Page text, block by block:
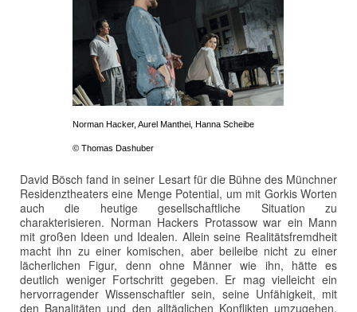
Norman Hacker, Aurel Manthei, Hanna Scheibe
© Thomas Dashuber
David Bösch fand in seiner Lesart für die Bühne des Münchner
Residenztheaters eine Menge Potential, um mit Gorkis Worten
auch die heutige gesellschaftliche Situation zu
charakterisieren. Norman Hackers Protassow war ein Mann
mit großen Ideen und Idealen. Allein seine Realitätsfremdheit
macht ihn zu einer komischen, aber beileibe nicht zu einer
lächerlichen Figur, denn ohne Männer wie ihn, hätte es
deutlich weniger Fortschritt gegeben. Er mag vielleicht ein
hervorragender Wissenschaftler sein, seine Unfähigkeit, mit
den Banalitäten und den alltäglichen Konflikten umzugehen,